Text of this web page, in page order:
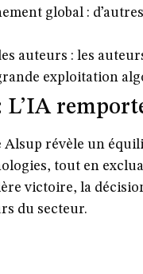
global :
auteurs : les
exploitation
L’IA
Alsup révèle un
tout en
victoire, la
du secteur.